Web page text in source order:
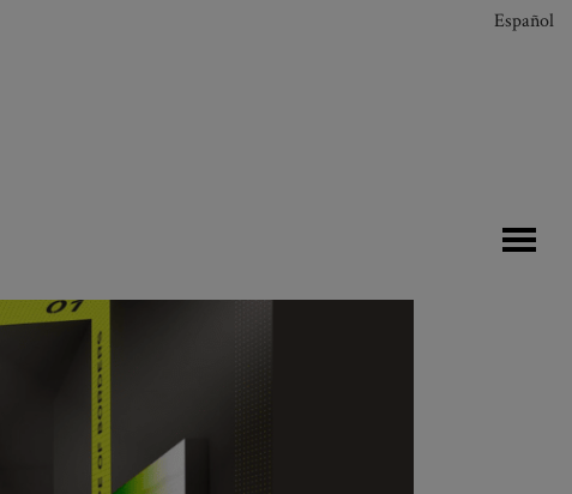
Español